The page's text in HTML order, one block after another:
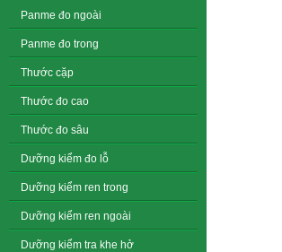
Panme đo ngoài
Panme đo trong
Thước cặp
Thước đo cao
Thước đo sâu
Dưỡng kiểm đo lỗ
Dưỡng kiểm ren trong
Dưỡng kiểm ren ngoài
Dưỡng kiểm tra khe hở